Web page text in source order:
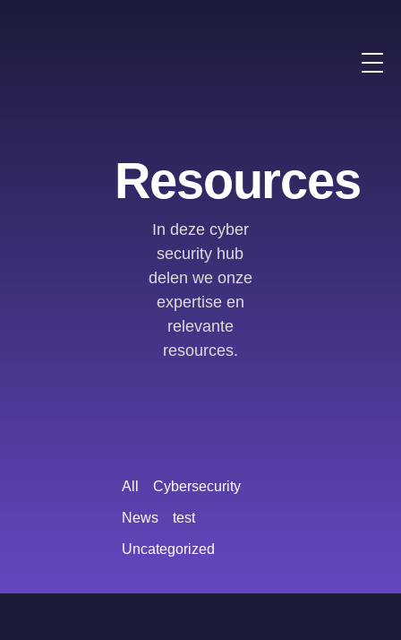
Resources
In deze cyber
security hub
delen we onze
expertise en
relevante
resources.
Cybersecurity
News test
Uncategorized
All